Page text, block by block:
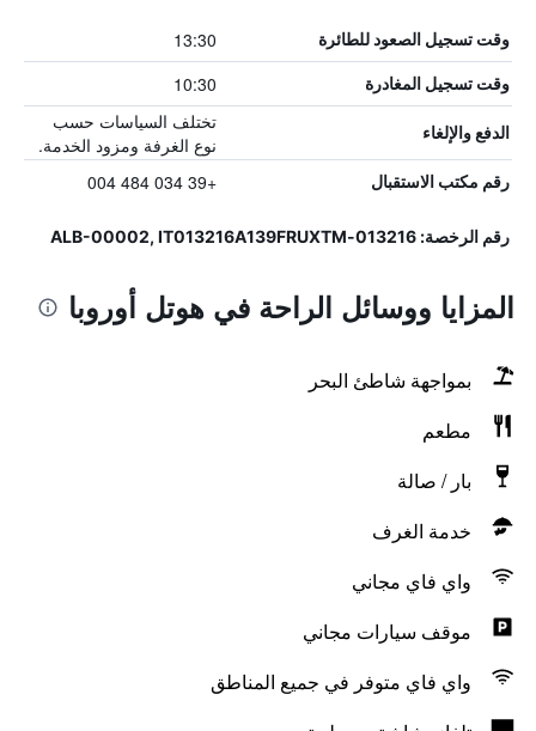
وقت تسجيل الصعود للطائرة 13:30
وقت تسجيل المغادرة 10:30
الدفع والإلغاء
تختلف السياسات حسب
نوع الغرفة ومزود الخدمة.
رقم مكتب الاستقبال +39 034 484 004
رقم الرخصة: 013216-ALB-00002, IT013216A139FRUXTM
المزايا ووسائل الراحة في هوتل أوروبا
بمواجهة شاطئ البحر
مطعم
بار / صالة
خدمة الغرف
واي فاي مجاني
موقف سيارات مجاني
واي فاي متوفر في جميع المناطق